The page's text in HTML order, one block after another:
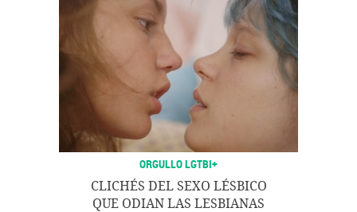
ORGULLO LGTBI+
CLICHÉS DEL SEXO LÉSBICO
QUE ODIAN LAS LESBIANAS